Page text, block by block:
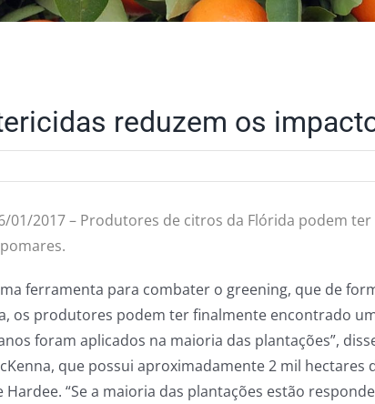
reduzem os
01/2017 – Produtores de citros da Flórida podem
ferramenta para combater o greening, que de
os produtores podem ter finalmente encontrado
foram aplicados na maioria das plantações”,
que possui aproximadamente 2 mil
Hardee. “Se a maioria das plantações estão